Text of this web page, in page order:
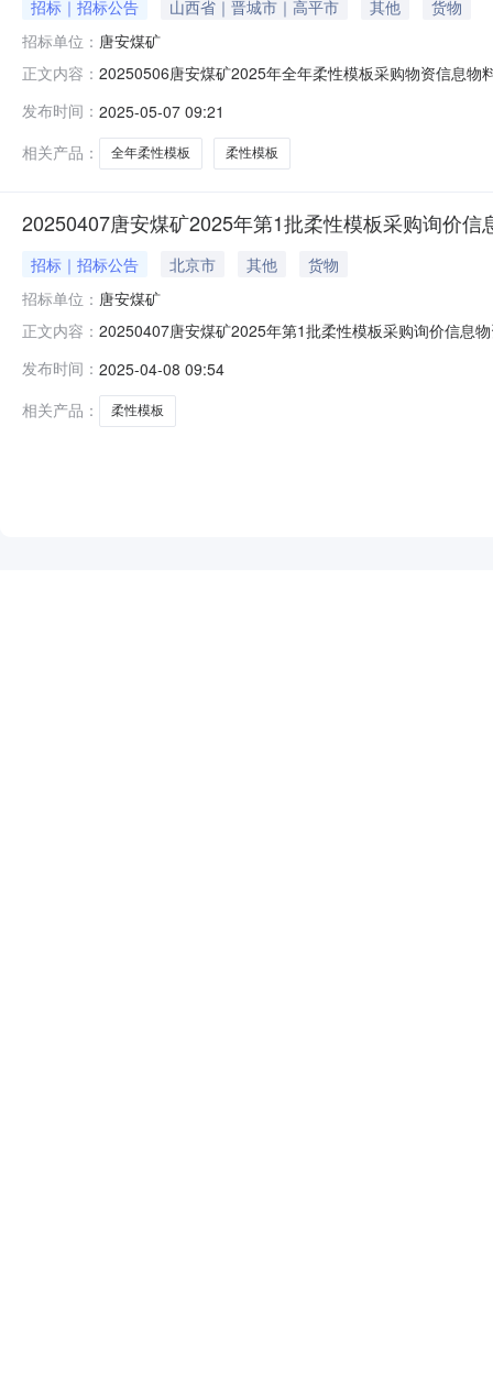
招标｜招标公告 山西省｜晋城市｜高平市 其他
货物
招标单位： 唐安煤矿
正文内容： 20250506唐安煤矿2025年全年柔性模板采购物资信息
商要求:附件文档:履行方式:普通合同联系方式联系人:袁
发布时间： 2025-05-07 09:21
相关产品：
全年柔性模板 柔性模板
20250407唐安煤矿2025年第1批柔性模板采购询价信
招标｜招标公告 北京市 其他
货物
招标单位： 唐安煤矿
正文内容： 20250407唐安煤矿2025年第1批柔性模板采购询价信息
对供应商要求:附件文档:履行方式:普通合同联系方式联
发布时间： 2025-04-08 09:54
相关产品：
柔性模板